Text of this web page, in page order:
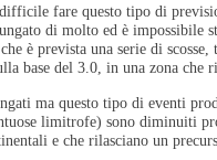
fare questo tipo di
di molto ed è impossibile
è prevista una serie di
base del 3.0, in una zona che
ma questo tipo di eventi
limitrofe) sono diminuiti
e che rilasciano un